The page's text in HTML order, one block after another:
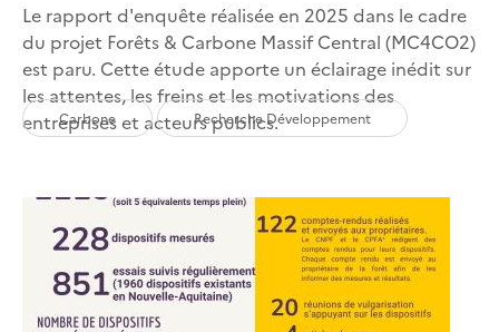
Le rapport d'enquête réalisée en 2025 dans le cadre
du projet Forêts & Carbone Massif Central (MC4CO2)
est paru. Cette étude apporte un éclairage inédit sur
les attentes, les freins et les motivations des
entreprises et acteurs publics.
Carbone Recherche Développement